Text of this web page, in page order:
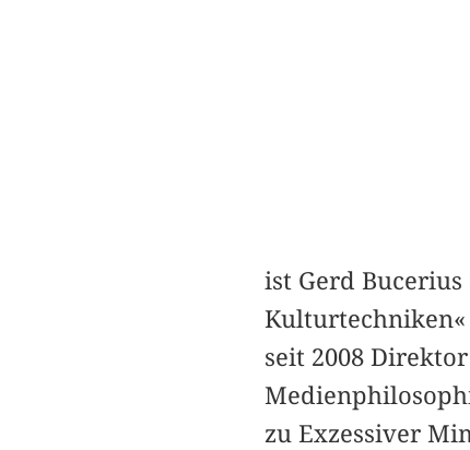
ist Gerd
seit 2008
zu Exzessiver